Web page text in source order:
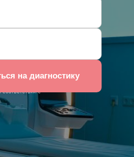
вы даете
с
на диагностику